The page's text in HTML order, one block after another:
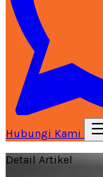
Hubungi Kami
Detail Artikel